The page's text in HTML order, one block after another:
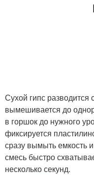
Сухой гипс разводится
вымешивается до
в горшок до нужного
фиксируется
сразу вымыть емкость
смесь быстро
несколько секунд.